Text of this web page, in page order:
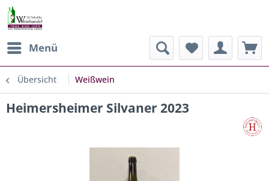
Menü
Übersicht Weißwein
Heimersheimer Silvaner 2023